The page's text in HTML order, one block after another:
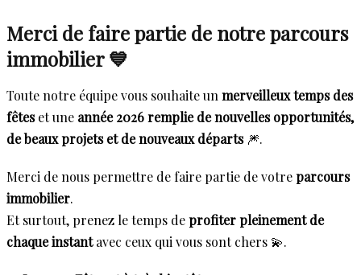
Merci de faire partie de notre parcours
immobilier 💙
Toute notre équipe vous souhaite un merveilleux temps des
fêteset une année 2026 remplie de nouvelles opportunités,
de beaux projets et de nouveaux départs🎆.
Merci de nous permettre de faire partie de votreparcours
immobilier.
Et surtout, prenez le temps deprofiter pleinement de
chaque instantavec ceux qui vous sont chers 💫.